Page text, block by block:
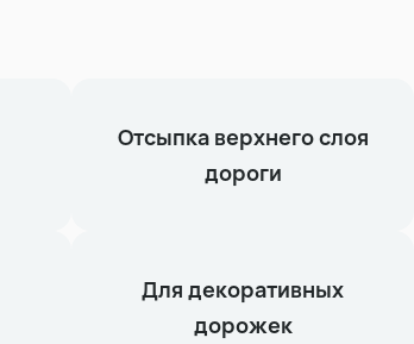
Отсыпка верхнего слоя
дороги
Для декоративных
дорожек